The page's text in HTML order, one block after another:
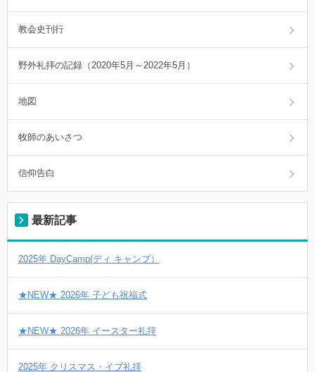
教会史刊行
野外礼拝の記録（2020年5月～2022年5月）
地図
牧師のあいさつ
信仰告白
最新記事
2025年 DayCamp(ディ キャンプ）
★NEW★ 2026年 子ども祝福式
★NEW★ 2026年 イースター礼拝
2025年 クリスマス・イブ礼拝